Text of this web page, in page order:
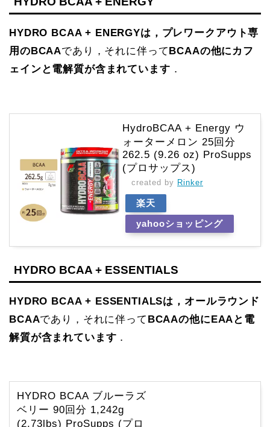
HYDRO BCAA + ENERGYは，プレワークアウト専
用のBCAAであり，それに伴って BCAAの他にカフ
ェインと電解質が含まれています ．
HydroBCAA + Energy ウ
ォーターメロン 25回分
262.5 (9.26 oz) ProSupps
(プロサップス)
created by Rinker
楽天
yahooショッピング
HYDRO BCAA + ESSENTIALS
HYDRO BCAA + ESSENTIALSは，オールラウンド
BCAAであり，それに伴って BCAAの他にEAAと電
解質が含まれています ．
HYDRO BCAA ブルーラズ
ベリー 90回分 1,242g
(2.73lbs) ProSupps (プロ